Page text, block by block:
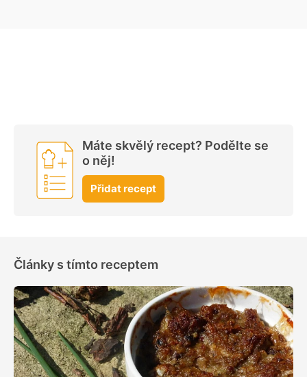
Máte skvělý recept? Podělte se
o něj!
Přidat recept
Články s tímto receptem